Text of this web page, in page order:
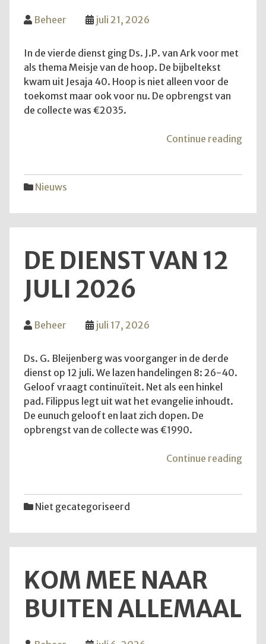
Beheer juli 21, 2026
In de vierde dienst ging Ds. J.P. van Ark voor met
als thema Meisje van de hoop. De bijbeltekst
kwam uit Jesaja 40. Hoop is niet alleen voor de
toekomst maar ook voor nu. De opbrengst van
de collecte was €2035.
Continue reading
Nieuws
DE DIENST VAN 12
JULI 2026
Beheer juli 17, 2026
Ds. G. Bleijenberg was voorganger in de derde
dienst op 12 juli. We lazen handelingen 8: 26-40.
Geloof vraagt continuïteit. Net als een hinkel
pad. Filippus legt uit wat het evangelie inhoudt.
De eunuch gelooft en laat zich dopen. De
opbrengst van de collecte was €1990.
Continue reading"De
Niet gecategoriseerd
KOM MEE NAAR
BUITEN ALLEMAAL